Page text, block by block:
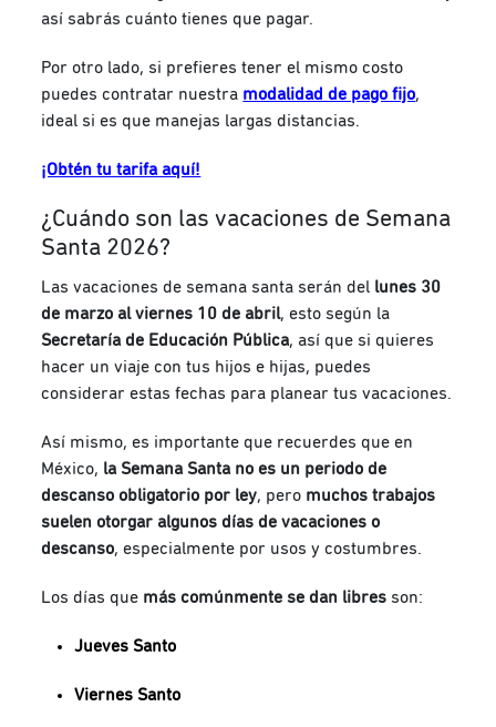
así sabrás cuánto tienes que pagar.
Por otro lado, si prefieres tener el mismo costo
puedes contratar nuestra modalidad de pago fijo,
ideal si es que manejas largas distancias.
¡Obtén tu tarifa aquí!
¿Cuándo son las vacaciones de Semana
Santa 2026?
Las vacaciones de semana santa serán del lunes 30
de marzo al viernes 10 de abril, esto según la
Secretaría de Educación Pública, así que si quieres
hacer un viaje con tus hijos e hijas, puedes
considerar estas fechas para planear tus vacaciones.
Así mismo, es importante que recuerdes que en
México, la Semana Santa no es un periodo de
descanso obligatorio por ley, pero muchos trabajos
suelen otorgar algunos días de vacaciones o
descanso, especialmente por usos y costumbres.
Los días que más comúnmente se dan libres son:
Jueves Santo
Viernes Santo